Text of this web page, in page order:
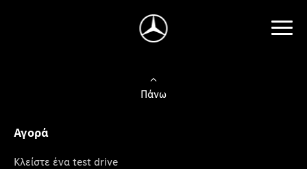
Πάνω
Αγορά
Κλείστε ένα test drive